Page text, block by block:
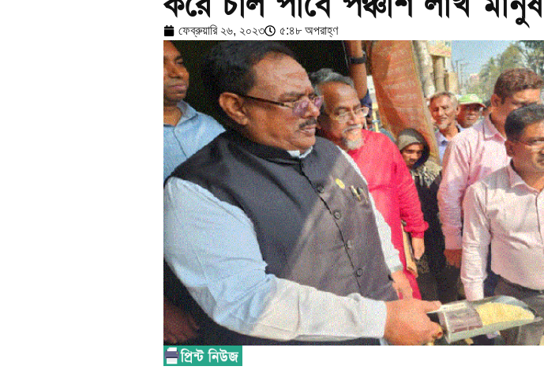
ফেব্রুয়ারি ২৬, ২০২৩ ৫:৪৮ অপরাহ্ণ